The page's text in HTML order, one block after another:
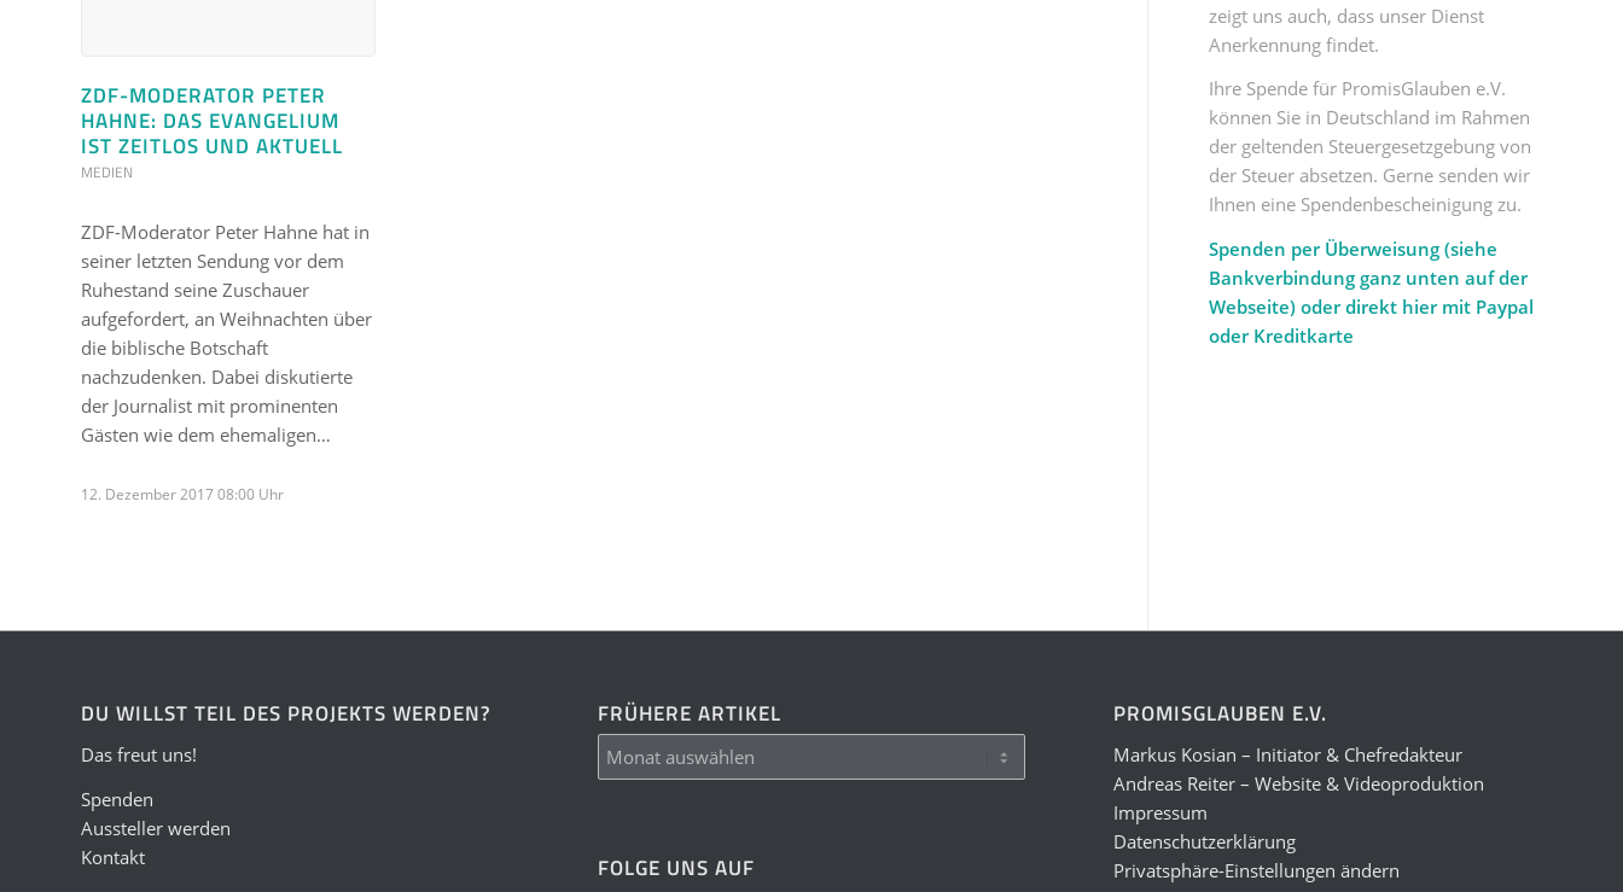
ZDF-MODERATOR PETER
HAHNE: DAS EVANGELIUM
IST ZEITLOS UND AKTUELL
MEDIEN
ZDF-Moderator Peter Hahne hat in
seiner letzten Sendung vor dem
Ruhestand seine Zuschauer
aufgefordert, an Weihnachten über
die biblische Botschaft
nachzudenken. Dabei diskutierte
der Journalist mit prominenten
Gästen wie dem ehemaligen…
12. Dezember 2017 08:00 Uhr
zeigt uns auch, dass unser Dienst
Anerkennung findet.
Ihre Spende für PromisGlauben e.V.
können Sie in Deutschland im Rahmen
der geltenden Steuergesetzgebung von
der Steuer absetzen. Gerne senden wir
Ihnen eine Spendenbescheinigung zu.
Spenden per Überweisung (siehe
Bankverbindung ganz unten auf der
Webseite) oder direkt hier mit Paypal
oder Kreditkarte
DU WILLST TEIL DES PROJEKTS WERDEN?
Das freut uns!
Spenden
Aussteller werden
Kontakt
FRÜHERE ARTIKEL
FOLGE UNS AUF
PROMISGLAUBEN E.V.
Markus Kosian – Initiator & Chefredakteur
Andreas Reiter – Website & Videoproduktion
Impressum
Datenschutzerklärung
Privatsphäre-Einstellungen ändern